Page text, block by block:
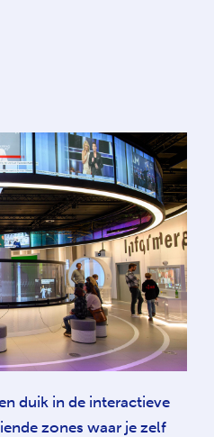
duik in de interactieve
zones waar je zelf